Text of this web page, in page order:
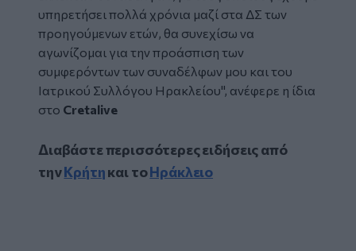
υπηρετήσει πολλά χρόνια μαζί στα ΔΣ των
προηγούμενων ετών, θα συνεχίσω να
αγωνίζομαι για την προάσπιση των
συμφερόντων των συναδέλφων μου και του
Ιατρικού Συλλόγου Ηρακλείου", ανέφερε η ίδια
στο Cretalive
Διαβάστε περισσότερες ειδήσεις από
τηνΚρήτηκαι τοΗράκλειο